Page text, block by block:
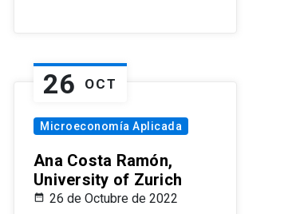
26 OCT
Microeconomía Aplicada
Ana Costa Ramón,
University of Zurich
26 de Octubre de 2022